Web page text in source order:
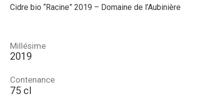
Cidre bio “Racine” 2019 – Domaine de l’Aubinière
Millésime
2019
Contenance
75 cl